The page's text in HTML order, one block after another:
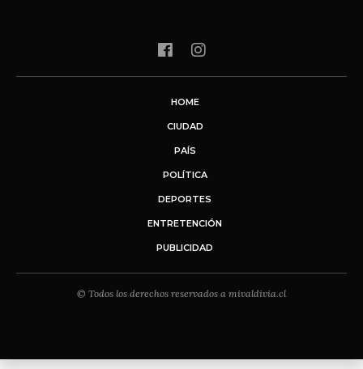
HOME
CIUDAD
PAÍS
POLÍTICA
DEPORTES
ENTRETENCIÓN
PUBLICIDAD
© Todos los derechos reservados a mivaldivia.cl